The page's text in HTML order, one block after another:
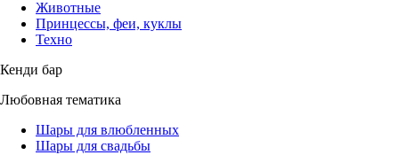
Животные
Принцессы, феи, куклы
Техно
Кенди бар
Любовная тематика
Шары для влюбленных
Шары для свадьбы